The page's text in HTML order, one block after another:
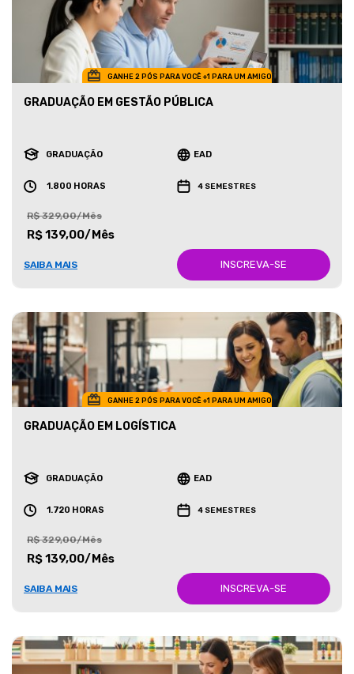
GANHE 2 PÓS PARA VOCÊ +1 PARA UM AMIGO
GRADUAÇÃO EM GESTÃO PÚBLICA
GRADUAÇÃO EAD
1.800 HORAS 4 SEMESTRES
R$ 329,00/Mês
R$ 139,00/Mês
SAIBA MAIS INSCREVA-SE
GANHE 2 PÓS PARA VOCÊ +1 PARA UM AMIGO
GRADUAÇÃO EM LOGÍSTICA
GRADUAÇÃO EAD
1.720 HORAS 4 SEMESTRES
R$ 329,00/Mês
R$ 139,00/Mês
SAIBA MAIS INSCREVA-SE